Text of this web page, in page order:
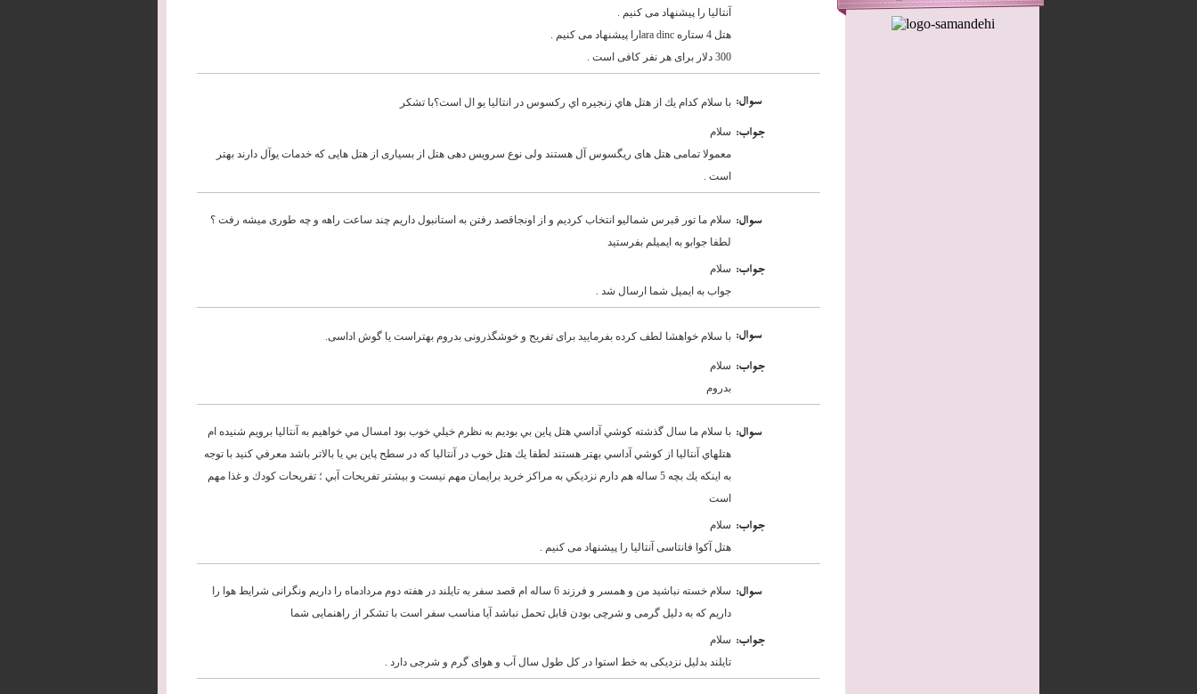
آنتالیا را پیشنهاد می کنیم .
هتل 4 ستاره lara dincرا پیشنهاد می کنیم .
300 دلار برای هر نفر کافی است .
با سلام كدام يك از هتل هاي زنجيره اي ركسوس در انتاليا يو ال است؟با تشكر :سوال
سلام
معمولا تمامی هتل های ریگسوس آل هستند ولی نوع سرویس دهی هتل از بسیاری از هتل هایی که خدمات یوآل دارند بهتر
است .
:جواب
سلام ما تور قبرس شمالیو انتخاب کردیم و از اونجاقصد رفتن به استانبول داریم چند ساعت راهه و چه طوری میشه رفت ؟
لطفا جوابو به ایمیلم بفرستید
:سوال
سلام
جواب به ایمیل شما ارسال شد .
:جواب
با سلام خواهشا لطف کرده بفرمایید برای تفریح و خوشگذرونی بدروم بهتراست یا گوش اداسی. :سوال
سلام
بدروم
:جواب
با سلام ما سال گذشته كوشي آداسي هتل پاين بي بوديم به نظرم خيلي خوب بود امسال مي خواهيم به آنتاليا برويم شنيده ام
هتلهاي آنتاليا از كوشي آداسي بهتر هستند لطفا يك هتل خوب در آنتاليا كه در سطح پاين بي يا بالاتر باشد معرفي كنيد با توجه
به اينكه يك بچه 5 ساله هم دارم نزديكي به مراكز خريد برايمان مهم نيست و بيشتر تفريحات آبي ؛ تفريحات كودك و غذا مهم
است
:سوال
سلام
هتل آکوا فانتاسی آنتالیا را پیشنهاد می کنیم .
:جواب
سلام خسته نباشید من و همسر و فرزند 6 ساله ام قصد سفر به تایلند در هفته دوم مردادماه را داریم ونگرانی شرایط هوا را
داریم که به دلیل گرمی و شرچی بودن قابل تحمل نباشد آیا مناسب سفر است با تشکر از راهنمایی شما
:سوال
سلام
تایلند بدلیل نزدیکی به خط استوا در کل طول سال آب و هوای گرم و شرجی دارد .
:جواب